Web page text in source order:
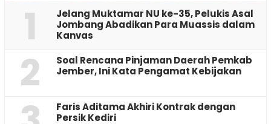
1
Jelang Muktamar NU ke-35, Pelukis Asal
Jombang Abadikan Para Muassis dalam
Kanvas
2
‎Soal Rencana Pinjaman Daerah Pemkab
Jember, Ini Kata Pengamat Kebijakan ‎
Faris Aditama Akhiri Kontrak dengan
Persik Kediri